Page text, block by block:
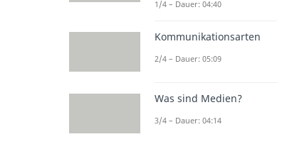
1/4 – Dauer: 04:40
Kommunikationsarten
2/4 – Dauer: 05:09
Was sind Medien?
3/4 – Dauer: 04:14